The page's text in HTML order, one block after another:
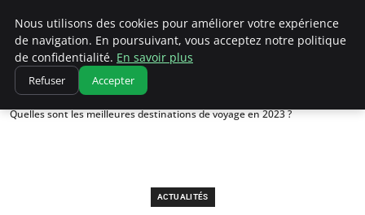
Correze Co
Accueil
Actualités
Quelles sont les meilleures destinations de voyage en 2023 ?
ACTUALITÉS
Nous utilisons des cookies pour améliorer votre expérience
de navigation. En poursuivant, vous acceptez notre politique
de confidentialité. En savoir plus
Refuser Accepter